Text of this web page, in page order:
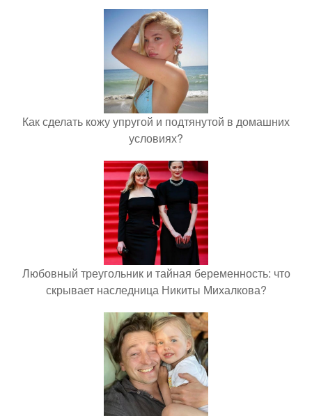
Как сделать кожу упругой и подтянутой в домашних
условиях?
Любовный треугольник и тайная беременность: что
скрывает наследница Никиты Михалкова?